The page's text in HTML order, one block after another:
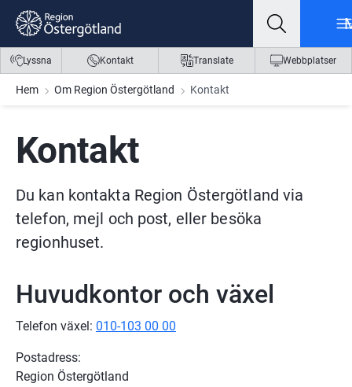
Gå till innehåll
Gå till meny
Gå till sidfot
Lyssna Kontakt Translate Webbplatser
Hem Om Region Östergötland Kontakt
Kontakt
Du kan kontakta Region Östergötland via
telefon, mejl och post, eller besöka
regionhuset.
Huvudkontor och växel
Telefon växel: 010-103 00 00
Postadress:
Region Östergötland